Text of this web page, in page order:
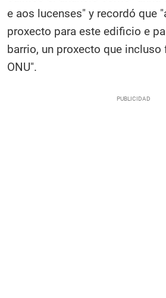
e aos lucenses" y recordó que
proxecto para este edificio e
barrio, un proxecto que
ONU".